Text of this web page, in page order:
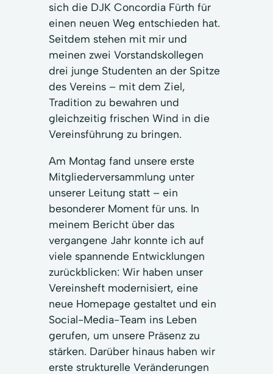
sich die DJK Concordia Fürth für
einen neuen Weg entschieden hat.
Seitdem stehen mit mir und
meinen zwei Vorstandskollegen
drei junge Studenten an der Spitze
des Vereins – mit dem Ziel,
Tradition zu bewahren und
gleichzeitig frischen Wind in die
Vereinsführung zu bringen.
Am Montag fand unsere erste
Mitgliederversammlung unter
unserer Leitung statt – ein
besonderer Moment für uns. In
meinem Bericht über das
vergangene Jahr konnte ich auf
viele spannende Entwicklungen
zurückblicken: Wir haben unser
Vereinsheft modernisiert, eine
neue Homepage gestaltet und ein
Social-Media-Team ins Leben
gerufen, um unsere Präsenz zu
stärken. Darüber hinaus haben wir
erste strukturelle Veränderungen